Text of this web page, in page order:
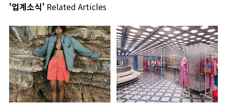
'업계소식' Related Articles